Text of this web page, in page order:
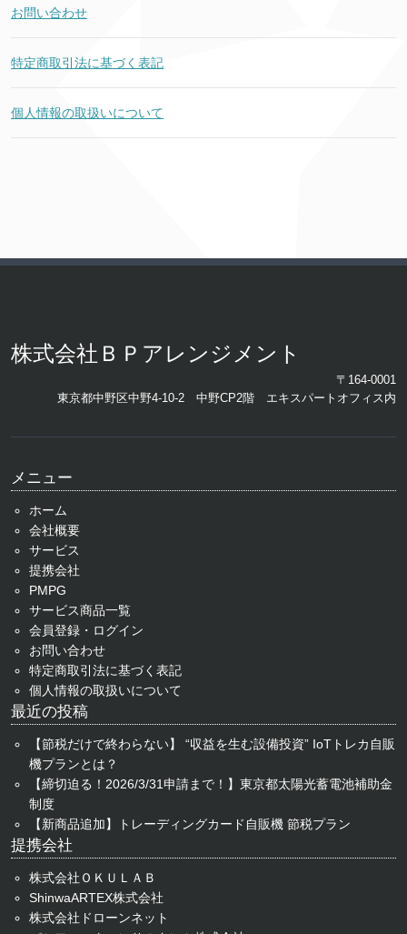
お問い合わせ
特定商取引法に基づく表記
個人情報の取扱いについて
株式会社ＢＰアレンジメント
〒164-0001
東京都中野区中野4-10-2 中野CP2階 エキスパートオフィス内
メニュー
ホーム
会社概要
サービス
提携会社
PMPG
サービス商品一覧
会員登録・ログイン
お問い合わせ
特定商取引法に基づく表記
個人情報の取扱いについて
最近の投稿
【節税だけで終わらない】 “収益を生む設備投資” IoTトレカ自販
機プランとは？
【締切迫る！2026/3/31申請まで！】東京都太陽光蓄電池補助金
制度
【新商品追加】トレーディングカード自販機 節税プラン
提携会社
株式会社ＯＫＵＬＡＢ
ShinwaARTEX株式会社
株式会社ドローンネット